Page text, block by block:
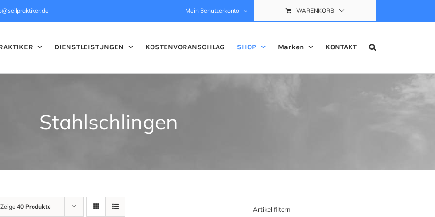
Mein Benutzerkonto WARENKORB
DIENSTLEISTUNGEN KOSTENVORANSCHLAG SHOP Marken KONTAKT
Stahlschlingen
Zeige 40 Produkte Artikel filtern